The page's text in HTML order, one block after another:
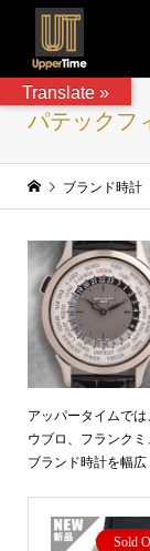
パテックフ
ブランド時計
アッパータイムで
ウブロ、フランク
ブランド時計を幅広
Sold
Translate »